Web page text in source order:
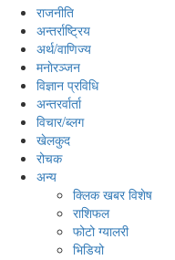
राजनीति
अन्तर्राष्ट्रिय
अर्थ/वाणिज्य
मनाेरञ्जन
विज्ञान प्रविधि
अन्तरर्वार्ता
विचार/ब्लग
खेलकुद
रोचक
अन्य
क्लिक खबर विशेष
राशिफल
फोटो ग्यालरी
भिडियो